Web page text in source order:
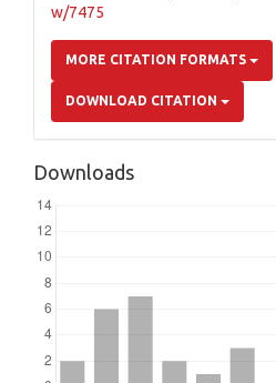
w/7475
MORE CITATION FORMATS
DOWNLOAD CITATION
Downloads